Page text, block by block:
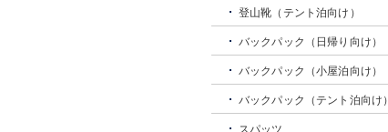
登山靴（テント泊向け）
バックパック（日帰り向け）
バックパック（小屋泊向け）
バックパック（テント泊向け）
スパッツ